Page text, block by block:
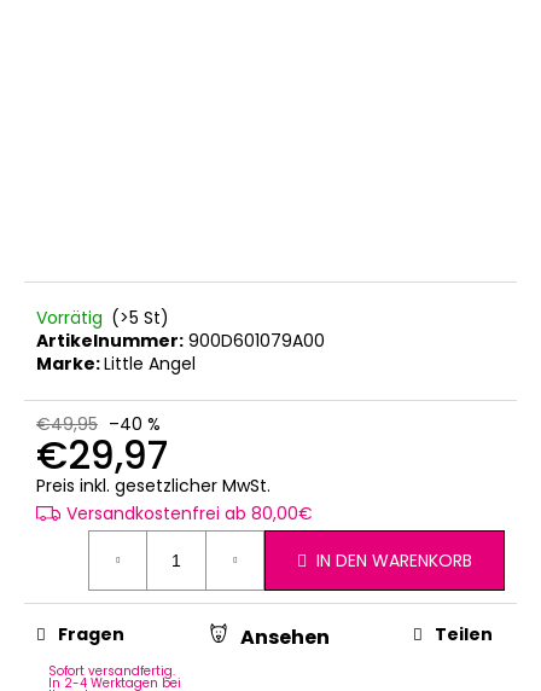
Vorrätig (>5 St)
Artikelnummer: 900D601079A00
Marke:Little Angel
€49,95 –40 %
€29,97
Preis inkl. gesetzlicher MwSt.
Versandkostenfrei ab 80,00€
IN DEN WARENKORB
Fragen Ansehen Teilen
Sofort versandfertig.
In 2-4 Werktagen bei